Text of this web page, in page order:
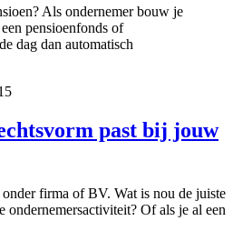
Als ondernemer bouw je
pensioenfonds of
dag dan automatisch
past bij jouw
firma of BV. Wat is nou de juiste
Of als je al een